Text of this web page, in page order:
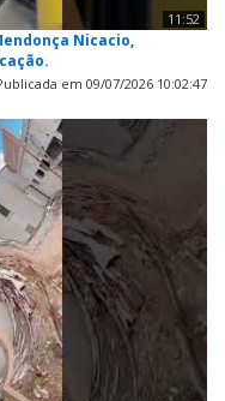
11:52
Nicacio,
em 09/07/2026 10:02:47